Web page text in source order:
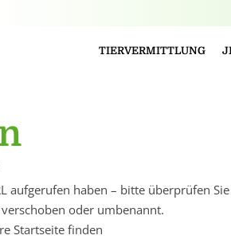
TIERVERMITTLUNG
aufgerufen haben – bitte überprüfen
oder umbenannt.
Startseite finden